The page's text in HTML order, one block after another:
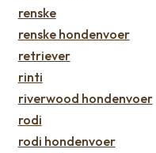
renske
renske hondenvoer
retriever
rinti
riverwood hondenvoer
rodi
rodi hondenvoer